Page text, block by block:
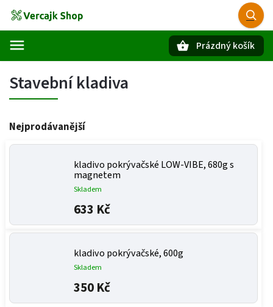
Prázdný košík
Stavební kladiva
Nejprodávanější
kladivo pokrývačské LOW-VIBE, 680g s
magnetem
Skladem
633 Kč
kladivo pokrývačské, 600g
Skladem
350 Kč